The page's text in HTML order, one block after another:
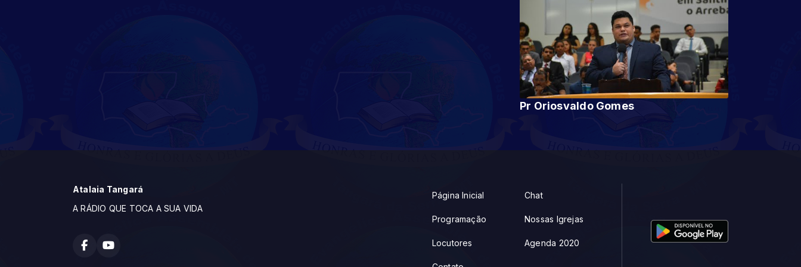
Pr Oriosvaldo Gomes
Atalaia Tangará
A RÁDIO QUE TOCA A SUA VIDA
Página Inicial
Programação
Locutores
Chat
Nossas Igrejas
Agenda 2020